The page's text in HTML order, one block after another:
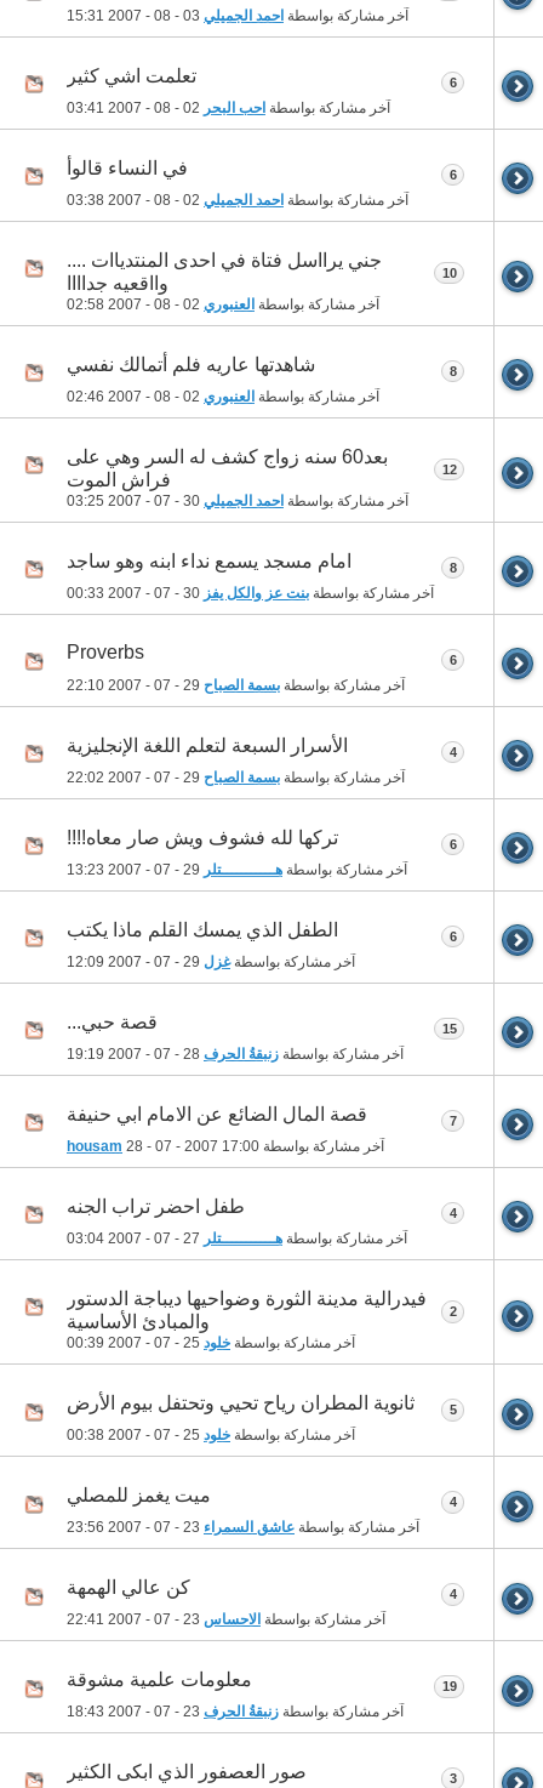
آخر مشاركة بواسطة احمد الجميلي 15:31
تعلمت اشي كثير
آخر مشاركة بواسطة احب البحر 03:41
6
في النساء قالوأ
آخر مشاركة بواسطة احمد الجميلي 03:38
6
جني يرااسل فتاة في احدى المنتدياات ....
وااقعيه جداااا
آخر مشاركة بواسطة العنبوري 02:58
10
شاهدتها عاريه فلم أتمالك نفسي
آخر مشاركة بواسطة العنبوري 02:46
8
بعد60 سنه زواج كشف له السر وهي على
فراش الموت
آخر مشاركة بواسطة احمد الجميلي 03:25
12
امام مسجد يسمع نداء ابنه وهو ساجد
آخر مشاركة بواسطة بنت عز والكل يفز 00:33
8
Proverbs
آخر مشاركة بواسطة بسمة الصباح 22:10
6
الأسرار السبعة لتعلم اللغة الإنجليزية
آخر مشاركة بواسطة بسمة الصباح 22:02
4
تركها لله فشوف ويش صار معاه!!!!
آخر مشاركة بواسطة هـــــــــــتلر 13:23
6
الطفل الذي يمسك القلم ماذا يكتب
آخر مشاركة بواسطةغزل 12:09
6
قصة حبي...
آخر مشاركة بواسطة زنبقةُ الحرف 19:19
15
قصة المال الضائع عن الامام ابي حنيفة
آخر مشاركة بواسطة housam 28 - 07 - 2007 17:00
7
طفل احضر تراب الجنه
آخر مشاركة بواسطة هـــــــــــتلر 03:04
4
فيدرالية مدينة الثورة وضواحيها ديباجة الدستور
والمبادئ الأساسية
آخر مشاركة بواسطة خلود 00:39
2
ثانوية المطران رياح تحيي وتحتفل بيوم الأرض
آخر مشاركة بواسطة خلود 00:38
5
ميت يغمز للمصلي
آخر مشاركة بواسطة عاشق السمراء 23:56
4
كن عالي الهمهة
آخر مشاركة بواسطة الاحساس 22:41
4
معلومات علمية مشوقة
آخر مشاركة بواسطة زنبقةُ الحرف 18:43
19
صور العصفور الذي ابكى الكثير 3